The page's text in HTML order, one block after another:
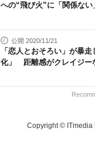
への“飛び火”に「関係な
公開 2020/11/21
「恋人とおそろい」が暴
化」 距離感がクレイジー
Copyright © ITmedia